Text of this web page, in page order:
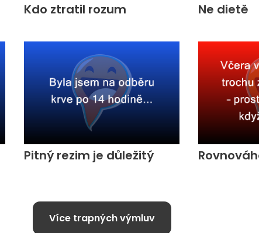
Kdo ztratil rozum Ne dietě
Pitný rezim je důležitý
Více trapných výmluv